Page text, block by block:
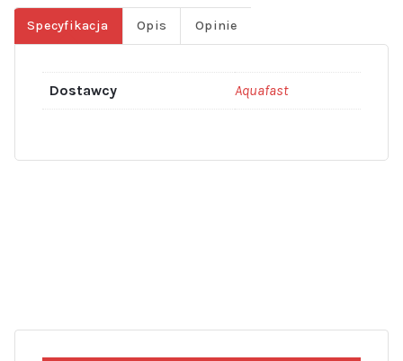
Specyfikacja Opis Opinie
Dostawcy Aquafast